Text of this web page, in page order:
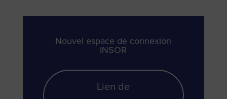
Nouvel espace de connexion
INSOR
Lien de